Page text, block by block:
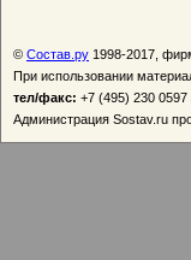
© Состав.ру 1998-2017,
При использовании
тел/факс: +7 (495) 230 0597
Администрация Sostav.ru